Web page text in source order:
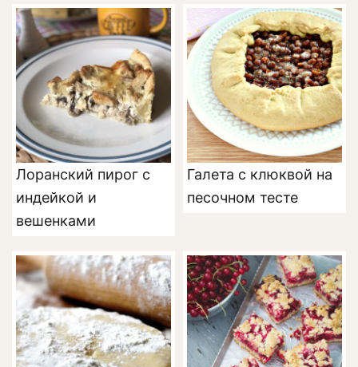
Лоранский пирог с
индейкой и
вешенками
Галета с клюквой на
песочном тесте